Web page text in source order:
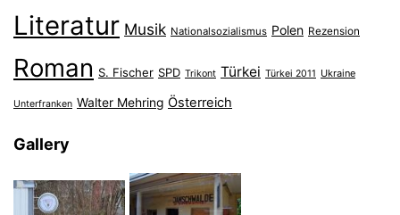
Literatur Musik Nationalsozialismus Polen Rezension
Roman S. Fischer SPD Trikont Türkei Türkei 2011 Ukraine
Unterfranken Walter Mehring Österreich
Gallery